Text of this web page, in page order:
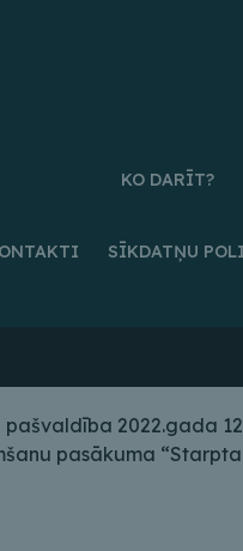
KO DARĪT?
SĪKDATŅU
2022.gada
pasākuma